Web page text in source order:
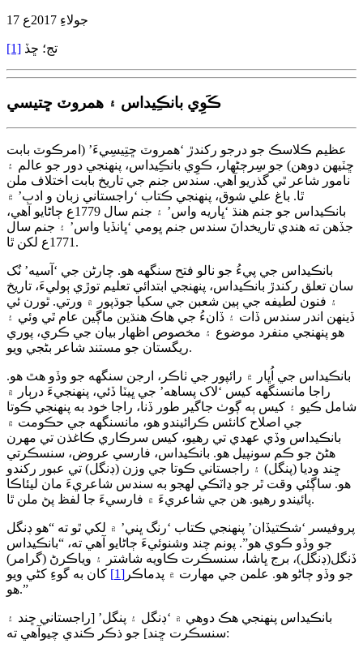
17 جولاءِ 2017ع
[1] تج؛ ڇڏ
ڪَوِي بانڪِيداس ۽ همروٽ ڇتيسي
عظيم ڪلاسڪ جو درجو رکندڙ ‘همروٽ ڇتِيسِيءَ’ (امرڪوٽ بابت
ڇٽيهن دوهن) جو سِرڄڻهار، ڪوِي بانڪِيداس، پنهنجي دور جو عالم ۽
نامور شاعر ٿي گذريو آهي. سندس جنم جي تاريخ بابت اختلاف ملن
ٿا. باغ علي شوق، پنهنجي ڪتاب ‘راجستاني زبان و ادب’ ۾
بانڪيداس جو جنم هنڌ ‘ڀاريه واس’ ۽ جنم سال 1779ع ڄاڻايو آهي،
جڏهن ته هندي تاريخدانَ سندس جنم ڀومي ‘ڀانڏيا واس’ ۽ جنم سال
1771ع لکن ٿا.
بانڪيداس جي پيءُ جو نالو فتح سنگهه هو. چارڻن جي ‘آسيه’ نُک
سان تعلق رکندڙ بانڪيداس، پنهنجي ابتدائي تعليم توڙي ٻوليءَ، تاريخ
۽ فنون لطيفه جي ٻين شعبن جي سکيا جوڌپور ۾ ورتي. ٿورن ئي
ڏينهن اندر سندس ڏات ۽ ڏانءُ جي هاڪ هنڌين ماڳين عام ٿي وئي ۽
هو پنهنجي منفرد موضوع ۽ مخصوص اظهار بيان جي ڪري، پوري
ريگستان جو مستند شاعر بڻجي ويو.
بانڪيداس جي اُڀار ۾ رائپور جي ٺاڪر، ارجن سنگهه جو وڏو هٿ هو.
راجا مانسنگهه کيس ‘لاک پساهه’ جي ڀيٽا ڏئي، پنهنجيءَ درٻار ۾
شامل ڪيو ۽ کيس ٻه ڳوٺ جاگير طور ڏنا، راجا خود به پنهنجي ڪوتا
جي اصلاح کانئس ڪرائيندو هو، مانسنگهه جي حڪومت ۾
بانڪيداس وڏي عهدي تي رهيو، کيس سرڪاري ڪاغذن تي مهرن
هڻڻ جو ڪم سونپيل هو. بانڪيداس، فارسي عروض، سنسڪرتي
ڇند وديا (پنگل) ۽ راجستاني ڪوتا جي وزن (ڊنگل) تي عبور رکندو
هو. ساڳئي وقت ٿر جو ڍاٽڪي لهجو به سندس شاعريءَ مان ليئاڪا
پائيندو رهيو. هن جي شاعريءَ ۾ فارسيءَ جا لفظ پڻ ملن ٿا.
پروفيسر ‘شڪتيڏان’ پنهنجي ڪتاب ‘رنگ ڀني’ ۾ لکي ٿو ته “هو ڊنگل
جو وڏو ڪوي هو”. پونم چند وشنوئيءَ ڄاڻايو آهي ته، “بانڪيداس
ڏنگل(ڊنگل)، برج ڀاشا، سنسڪرت ڪاويه شاشتر ۽ وياڪرڻ (گرامر)
جو وڏو ڄاڻو هو. علمن جي مهارت ۾ پدماڪر [1]
کان به گوءِ کڻي ويو
هو.”
بانڪيداس پنهنجي هڪ دوهي ۾ ‘ڊنگل ۽ پنگل’ [راجستاني ڇند ۽
سنسڪرت ڇند] جو ذڪر ڪندي چيوآهي ته: